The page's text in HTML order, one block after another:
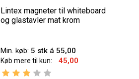
Lintex magneter til whiteboard
og glastavler mat krom
Min. køb: 5 stk á 55,00
Køb mere til kun: 45,00
Vurdering: